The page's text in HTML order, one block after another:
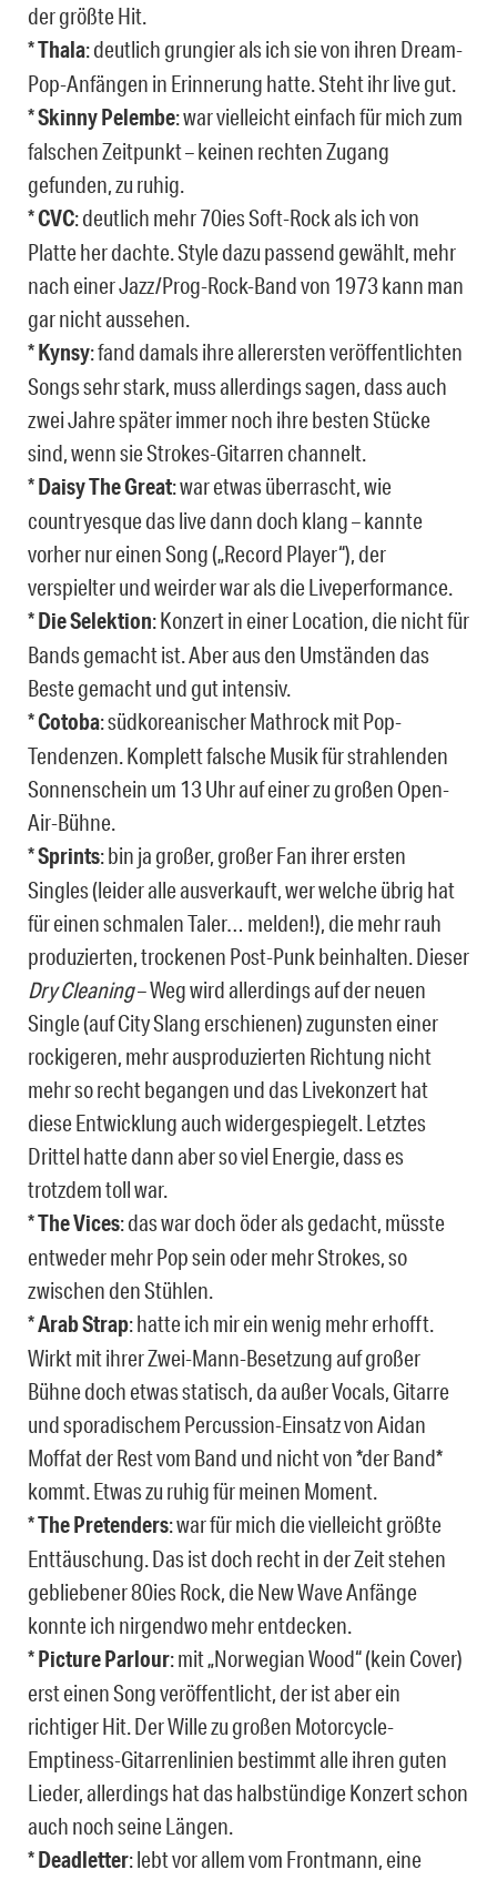
der größte Hit.
*Thala: deutlich grungier als ich sie von ihren Dream-
Pop-Anfängen in Erinnerung hatte. Steht ihr live gut.
*Skinny Pelembe: war vielleicht einfach für mich zum
falschen Zeitpunkt – keinen rechten Zugang
gefunden, zu ruhig.
*CVC: deutlich mehr 70ies Soft-Rock als ich von
Platte her dachte. Style dazu passend gewählt, mehr
nach einer Jazz/Prog-Rock-Band von 1973 kann man
gar nicht aussehen.
*Kynsy: fand damals ihre allerersten veröffentlichten
Songs sehr stark, muss allerdings sagen, dass auch
zwei Jahre später immer noch ihre besten Stücke
sind, wenn sie Strokes-Gitarren channelt.
*Daisy The Great: war etwas überrascht, wie
countryesque das live dann doch klang – kannte
vorher nur einen Song („Record Player“), der
verspielter und weirder war als die Liveperformance.
*Die Selektion: Konzert in einer Location, die nicht für
Bands gemacht ist. Aber aus den Umständen das
Beste gemacht und gut intensiv.
*Cotoba: südkoreanischer Mathrock mit Pop-
Tendenzen. Komplett falsche Musik für strahlenden
Sonnenschein um 13 Uhr auf einer zu großen Open-
Air-Bühne.
*Sprints: bin ja großer, großer Fan ihrer ersten
Singles (leider alle ausverkauft, wer welche übrig hat
für einen schmalen Taler… melden!), die mehr rauh
produzierten, trockenen Post-Punk beinhalten. Dieser
Dry Cleaning– Weg wird allerdings auf der neuen
Single (auf City Slang erschienen) zugunsten einer
rockigeren, mehr ausproduzierten Richtung nicht
mehr so recht begangen und das Livekonzert hat
diese Entwicklung auch widergespiegelt. Letztes
Drittel hatte dann aber so viel Energie, dass es
trotzdem toll war.
*The Vices: das war doch öder als gedacht, müsste
entweder mehr Pop sein oder mehr Strokes, so
zwischen den Stühlen.
*Arab Strap: hatte ich mir ein wenig mehr erhofft.
Wirkt mit ihrer Zwei-Mann-Besetzung auf großer
Bühne doch etwas statisch, da außer Vocals, Gitarre
und sporadischem Percussion-Einsatz von Aidan
Moffat der Rest vom Band und nicht von *der Band*
kommt. Etwas zu ruhig für meinen Moment.
*The Pretenders: war für mich die vielleicht größte
Enttäuschung. Das ist doch recht in der Zeit stehen
gebliebener 80ies Rock, die New Wave Anfänge
konnte ich nirgendwo mehr entdecken.
*Picture Parlour: mit „Norwegian Wood“ (kein Cover)
erst einen Song veröffentlicht, der ist aber ein
richtiger Hit. Der Wille zu großen Motorcycle-
Emptiness-Gitarrenlinien bestimmt alle ihren guten
Lieder, allerdings hat das halbstündige Konzert schon
auch noch seine Längen.
*Deadletter: lebt vor allem vom Frontmann, eine